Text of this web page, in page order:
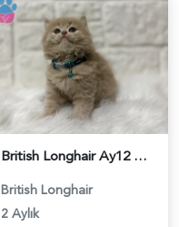
British Longhair Ay12 Erkek Pamuk Oğlumuz - 5293
British Longhair
2 Aylık